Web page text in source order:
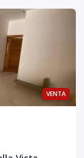
VENTA